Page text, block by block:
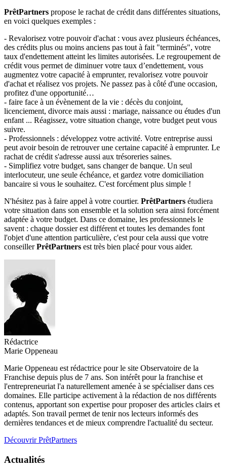
PrêtPartners propose le rachat de crédit dans différentes situations,
en voici quelques exemples :
- Revalorisez votre pouvoir d'achat : vous avez plusieurs échéances,
des crédits plus ou moins anciens pas tout à fait "terminés", votre
taux d'endettement atteint les limites autorisées. Le regroupement de
crédit vous permet de diminuer votre taux d’endettement, vous
augmentez votre capacité à emprunter, revalorisez votre pouvoir
d'achat et réalisez vos projets. Ne passez pas à côté d'une occasion,
profitez d'une opportunité…
- faire face à un évènement de la vie : décès du conjoint,
licenciement, divorce mais aussi : mariage, naissance ou études d'un
enfant ... Réagissez, votre situation change, votre budget peut vous
suivre.
- Professionnels : développez votre activité. Votre entreprise aussi
peut avoir besoin de retrouver une certaine capacité à emprunter. Le
rachat de crédit s'adresse aussi aux trésoreries saines.
- Simplifiez votre budget, sans changer de banque. Un seul
interlocuteur, une seule échéance, et gardez votre domiciliation
bancaire si vous le souhaitez. C'est forcément plus simple !
N'hésitez pas à faire appel à votre courtier. PrêtPartners étudiera
votre situation dans son ensemble et la solution sera ainsi forcément
adaptée à votre budget. Dans ce domaine, les professionnels le
savent : chaque dossier est différent et toutes les demandes font
l'objet d'une attention particulière, c'est pour cela aussi que votre
conseillerPrêtPartners est très bien placé pour vous aider.
Rédactrice
Marie Oppeneau
Marie Oppeneau est rédactrice pour le site Observatoire de la
Franchise depuis plus de 7 ans. Son intérêt pour la franchise et
l'entrepreneuriat l'a naturellement amenée à se spécialiser dans ces
domaines. Elle participe activement à la rédaction de nos différents
contenus, apportant son expertise pour proposer des articles clairs et
adaptés. Son travail permet de tenir nos lecteurs informés des
dernières tendances et de mieux comprendre l'actualité du secteur.
Découvrir PrêtPartners
Actualités